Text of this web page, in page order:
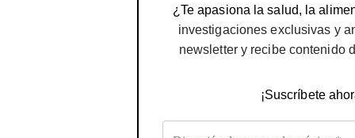
¿Te apasiona la salud, la
investigaciones exclusivas y
newsletter y recibe contenido
¡Suscríbete